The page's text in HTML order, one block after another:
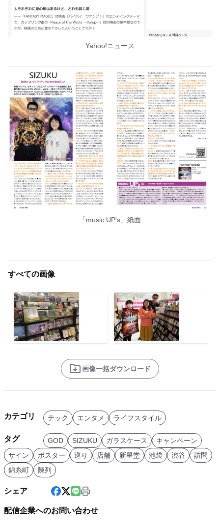
Yahoo!ニュース
「music UP's」紙面
すべての画像
画像一括ダウンロード
カテゴリ テック エンタメ ライフスタイル
タグ GOD SIZUKU ガラスケース
キャンペーン
サイン
ポスター 巡り 店舗 新星堂 池袋 渋谷
訪問
錦糸町
陳列
シェア
配信企業へのお問い合わせ